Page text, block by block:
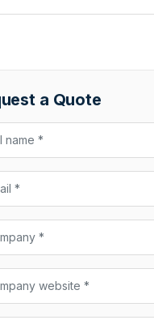
a Quote